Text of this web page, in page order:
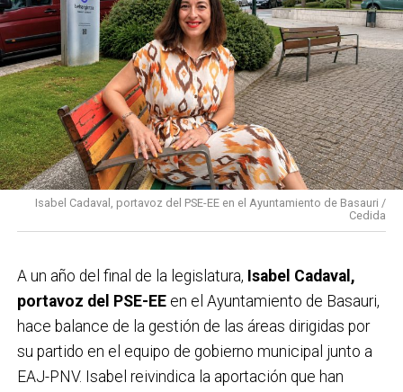
Isabel Cadaval, portavoz del PSE-EE en el Ayuntamiento de Basauri /
Cedida
A un año del final de la legislatura, Isabel Cadaval,
portavoz del PSE-EEen el Ayuntamiento de Basauri,
hace balance de la gestión de las áreas dirigidas por
su partido en el equipo de gobierno municipal junto a
EAJ-PNV. Isabel reivindica la aportación que han